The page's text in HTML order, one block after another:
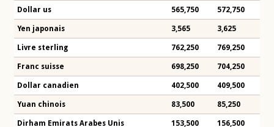
Dollar us 565,750 572,750
Yen japonais 3,565 3,625
Livre sterling 762,250 769,250
Franc suisse 698,250 704,250
Dollar canadien 402,500 409,500
Yuan chinois 83,500 85,250
Dirham Emirats Arabes Unis 153,500 156,500